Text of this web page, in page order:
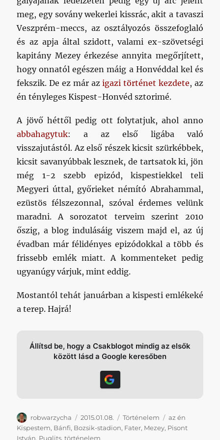
meg, egy sovány wekerlei kissrác, akit a tavaszi
Veszprém-meccs, az osztályozós összefoglaló
és az apja által szidott, valami ex-szövetségi
kapitány Mezey érkezése annyita megőrjített,
hogy onnatól egészen máig a Honvéddal kel és
fekszik. De ez már azigazi történet kezdete, az
én tényleges Kispest-Honvéd sztorimé.
A jövő héttől pedig ott folytatjuk, ahol anno
abbahagytuk: a az első ligába való
visszajutástól. Az első részek kicsit szürkébbek,
kicsit savanyúbbak lesznek, de tartsatok ki, jön
még 1-2 szebb epizód, kispestiekkel teli
Megyeri úttal, győrieket némító Abrahammal,
ezüstös félszezonnal, szóval érdemes velünk
maradni. A sorozatot terveim szerint 2010
őszig, a blog indulásáig viszem majd el, az új
évadban már félidényes epizódokkal a több és
frissebb emlék miatt. A kommenteket pedig
ugyanúgy várjuk, mint eddig.
Mostantól tehát januárban a kispesti emlékeké
a terep. Hajrá!
Állítsd be, hogy a Csakblogot mindig az elsők
között lásd a Google keresőben
Szerző
robwarzycha Közzétéve
2015.01.08. Kategória
Történelem Címke
az én
Kispestem, Bánfi, Bozsik-stadion, Fater, Mezey, Pisont
István, Puglits,történelem